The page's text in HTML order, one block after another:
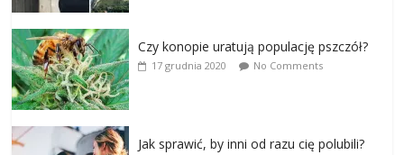
Czy konopie uratują populację pszczół?
17 grudnia 2020 No Comments
Jak sprawić, by inni od razu cię polubili?